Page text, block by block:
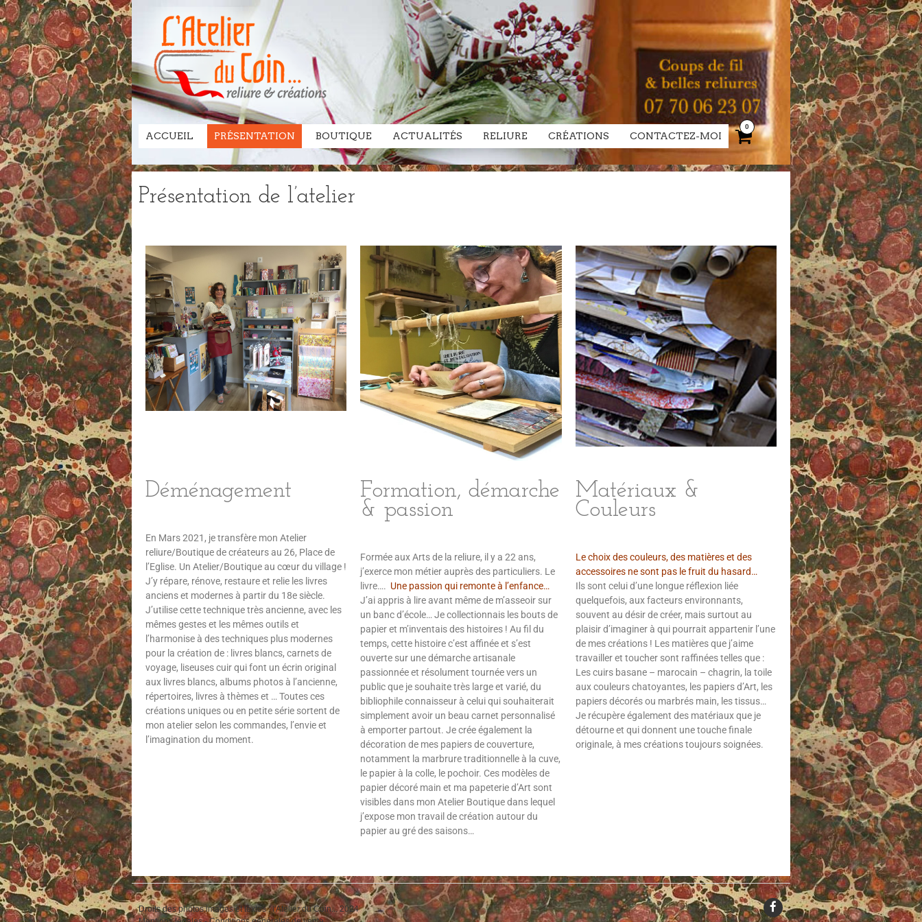
0
ACCUEIL PRÉSENTATION BOUTIQUE ACTUALITÉS RELIURE CRÉATIONS CONTACTEZ-MOI
Présentation de l’atelier
Déménagement
En Mars 2021, je transfère mon Atelier
reliure/Boutique de créateurs au 26, Place de
l’Eglise. Un Atelier/Boutique au cœur du village !
J’y répare, rénove, restaure et relie les livres
anciens et modernes à partir du 18e siècle.
J’utilise cette technique très ancienne, avec les
mêmes gestes et les mêmes outils et
l’harmonise à des techniques plus modernes
pour la création de : livres blancs, carnets de
voyage, liseuses cuir qui font un écrin original
aux livres blancs, albums photos à l’ancienne,
répertoires, livres à thèmes et … Toutes ces
créations uniques ou en petite série sortent de
mon atelier selon les commandes, l’envie et
l’imagination du moment.
Formation, démarche
& passion
Formée aux Arts de la reliure, il y a 22 ans,
j’exerce mon métier auprès des particuliers. Le
livre…. Une passion qui remonte à l’enfance…
J’ai appris à lire avant même de m’asseoir sur
un banc d’école… Je collectionnais les bouts de
papier et m’inventais des histoires ! Au fil du
temps, cette histoire c’est affinée et s’est
ouverte sur une démarche artisanale
passionnée et résolument tournée vers un
public que je souhaite très large et varié, du
bibliophile connaisseur à celui qui souhaiterait
simplement avoir un beau carnet personnalisé
à emporter partout. Je crée également la
décoration de mes papiers de couverture,
notamment la marbrure traditionnelle à la cuve,
le papier à la colle, le pochoir. Ces modèles de
papier décoré main et ma papeterie d’Art sont
visibles dans mon Atelier Boutique dans lequel
j’expose mon travail de création autour du
papier au gré des saisons…
Matériaux &
Couleurs
Le choix des couleurs, des matières et des
accessoires ne sont pas le fruit du hasard…
Ils sont celui d’une longue réflexion liée
quelquefois, aux facteurs environnants,
souvent au désir de créer, mais surtout au
plaisir d’imaginer à qui pourrait appartenir l’une
de mes créations ! Les matières que j’aime
travailler et toucher sont raffinées telles que :
Les cuirs basane – marocain – chagrin, la toile
aux couleurs chatoyantes, les papiers d’Art, les
papiers décorés ou marbrés main, les tissus…
Je récupère également des matériaux que je
détourne et qui donnent une touche finale
originale, à mes créations toujours soignées.
Droits des photos images et textes : l'Atelier du Coin... 2024